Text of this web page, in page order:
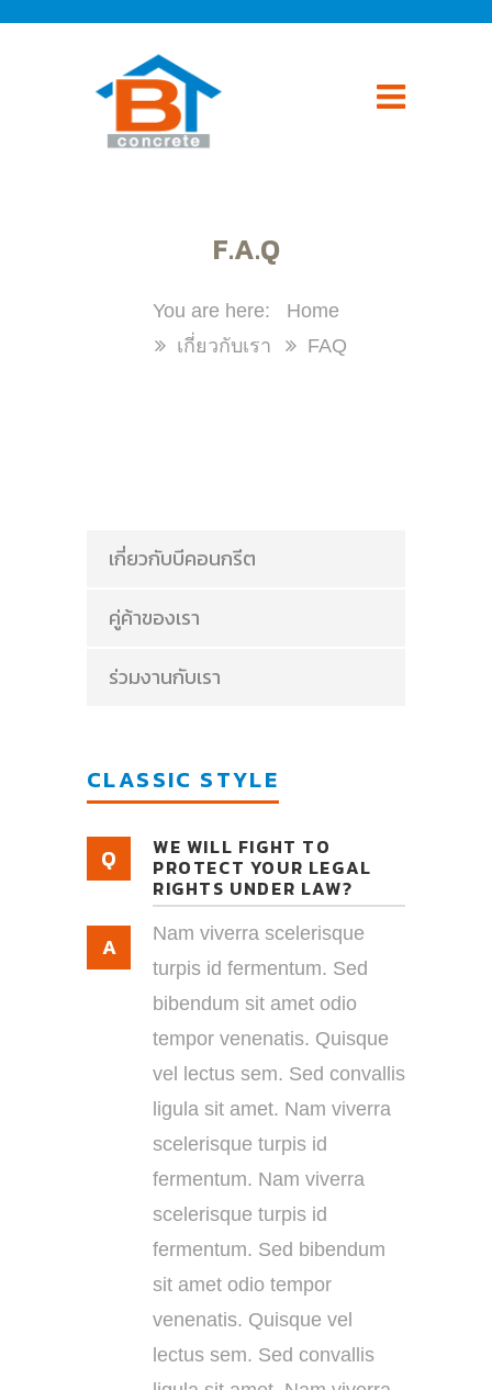
F.A.Q
Home
เกี่ยวกับเรา
FAQ
เกี่ยวกับบีคอนกรีต
คู่ค้าของเรา
ร่วมงานกับเรา
CLASSIC STYLE
WE WILL FIGHT TO
PROTECT YOUR LEGAL
RIGHTS UNDER LAW?
Nam viverra scelerisque
turpis id fermentum. Sed
bibendum sit amet odio
tempor venenatis. Quisque
vel lectus sem. Sed convallis
ligula sit amet. Nam viverra
scelerisque turpis id
fermentum. Nam viverra
scelerisque turpis id
fermentum. Sed bibendum
sit amet odio tempor
venenatis. Quisque vel
lectus sem. Sed convallis